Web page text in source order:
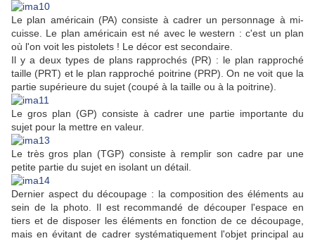
Le plan américain (PA) consiste à cadrer un personnage à mi-
cuisse. Le plan américain est né avec le western : c'est un plan
où l'on voit les pistolets ! Le décor est secondaire.
Il y a deux types de plans rapprochés (PR) : le plan rapproché
taille (PRT) et le plan rapproché poitrine (PRP). On ne voit que la
partie supérieure du sujet (coupé à la taille ou à la poitrine).
Le gros plan (GP) consiste à cadrer une partie importante du
sujet pour la mettre en valeur.
Le très gros plan (TGP) consiste à remplir son cadre par une
petite partie du sujet en isolant un détail.
Dernier aspect du découpage : la composition des éléments au
sein de la photo. Il est recommandé de découper l'espace en
tiers et de disposer les éléments en fonction de ce découpage,
mais en évitant de cadrer systématiquement l'objet principal au